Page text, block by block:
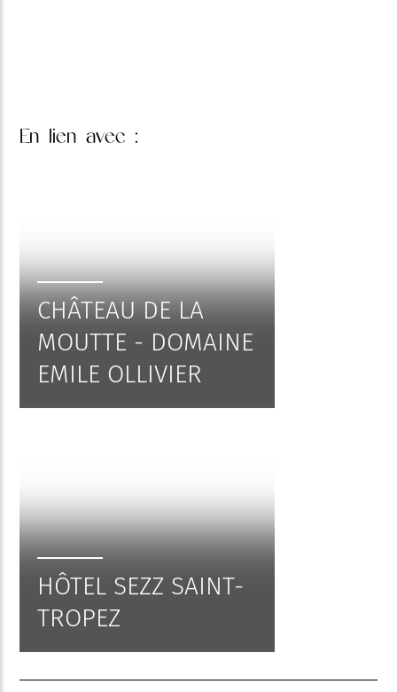
En lien avec :
CHÂTEAU DE LA
MOUTTE - DOMAINE
EMILE OLLIVIER
HÔTEL SEZZ SAINT-
TROPEZ